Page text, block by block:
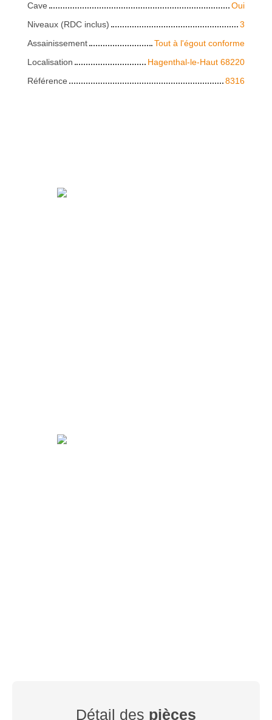
Cave
Oui
Niveaux (RDC inclus)
3
Assainissement
Tout à l'égout conforme
Localisation
Hagenthal-le-Haut 68220
Référence
8316
Détail des pièces